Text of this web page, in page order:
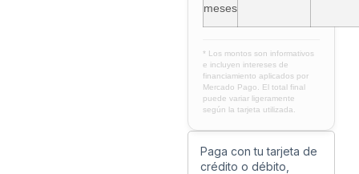
meses
* Los montos son informativos
e incluyen intereses de
financiamiento aplicados por
Mercado Pago. El total final
puede variar ligeramente
según la tarjeta utilizada.
Paga con tu tarjeta de
crédito o débito,